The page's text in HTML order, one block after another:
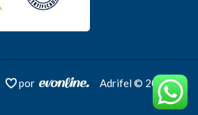
por Adrifel © 2026